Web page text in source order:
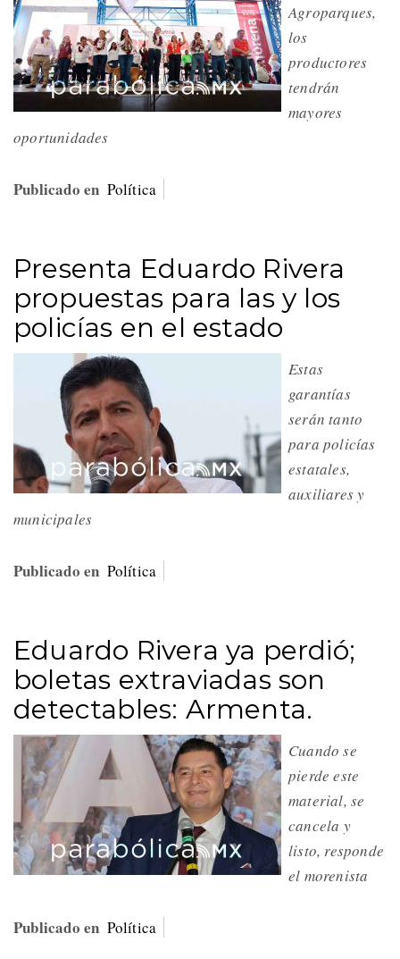
Agroparques,
los
productores
tendrán
mayores
oportunidades
Publicado en Política
Presenta Eduardo Rivera
propuestas para las y los
policías en el estado
Estas
garantías
serán tanto
para policías
estatales,
auxiliares y
municipales
Publicado en Política
Eduardo Rivera ya perdió;
boletas extraviadas son
detectables: Armenta.
Cuando se
pierde este
material, se
cancela y
listo, responde
el morenista
Publicado en Política